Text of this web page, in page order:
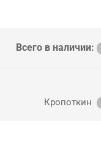
Всего в наличии:
Кропоткин